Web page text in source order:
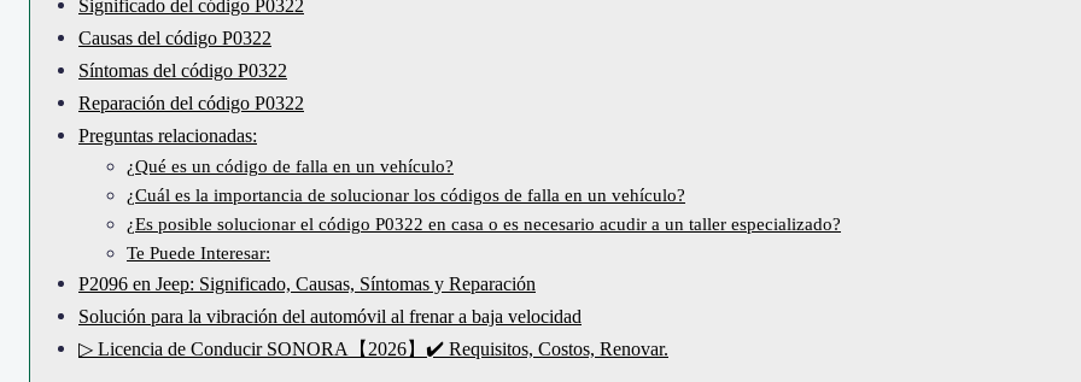
Significado del código P0322
Causas del código P0322
Síntomas del código P0322
Reparación del código P0322
Preguntas relacionadas:
¿Qué es un código de falla en un vehículo?
¿Cuál es la importancia de solucionar los códigos de falla en un vehículo?
¿Es posible solucionar el código P0322 en casa o es necesario acudir a un taller especializado?
Te Puede Interesar:
P2096 en Jeep: Significado, Causas, Síntomas y Reparación
Solución para la vibración del automóvil al frenar a baja velocidad
▷ Licencia de Conducir SONORA【2026】✔️ Requisitos, Costos, Renovar.